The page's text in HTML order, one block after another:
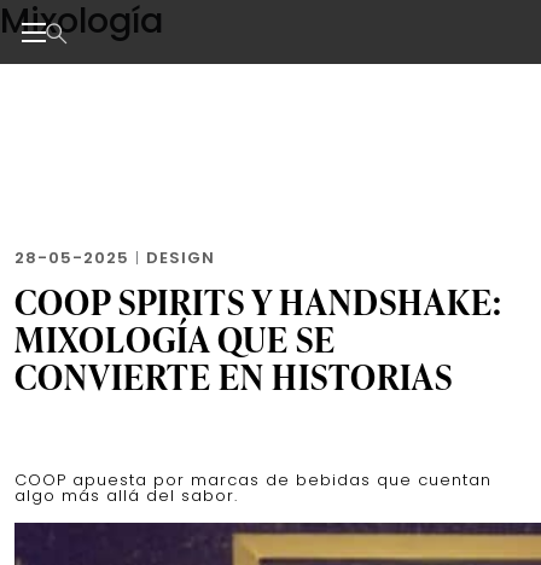
Skip
to
the
Mixología
28-05-2025 | DESIGN
COOP SPIRITS Y HANDSHAKE:
MIXOLOGÍA QUE SE
CONVIERTE EN HISTORIAS
COOP apuesta por marcas de bebidas que cuentan
algo más allá del sabor.